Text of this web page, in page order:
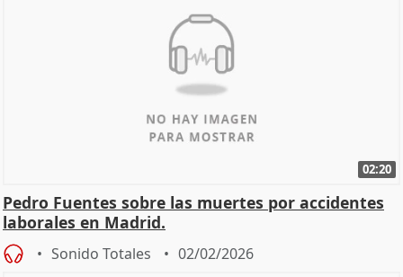
02:20
Pedro Fuentes sobre las muertes por accidentes
laborales en Madrid.
Sonido Totales 02/02/2026